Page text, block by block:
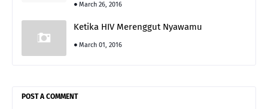
March 26, 2016
Ketika HIV Merenggut Nyawamu
March 01, 2016
POST A COMMENT